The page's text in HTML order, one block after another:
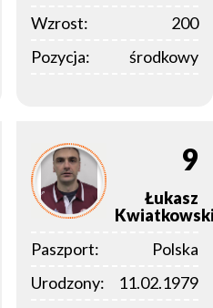
Wzrost:
200
Pozycja:
środkowy
9
Łukasz
Paszport:
Polska
Urodzony:
11.02.1979